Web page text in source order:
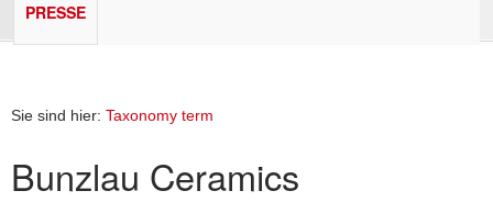
PRESSE
Sie sind hier: Taxonomy term
Bunzlau Ceramics